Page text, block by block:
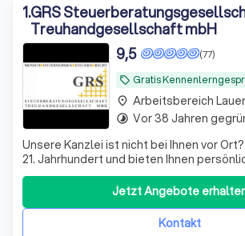
1.GRS
Treuhandgesellschaft mbH
local_offer Gratis
(77)
9,5
Unsere Kanzlei ist nicht bei Ihnen vor
21. Jahrhundert und bieten Ihnen
Video, WhatsApp und anderen Medien -
Datenaustausch - digital
Kontakt
Jetzt Angebote
place Arbeitsbereich
timelapse Vor 38 Jahren